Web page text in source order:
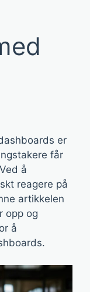
er
får
å
reagere på
artikkelen
opp og
å